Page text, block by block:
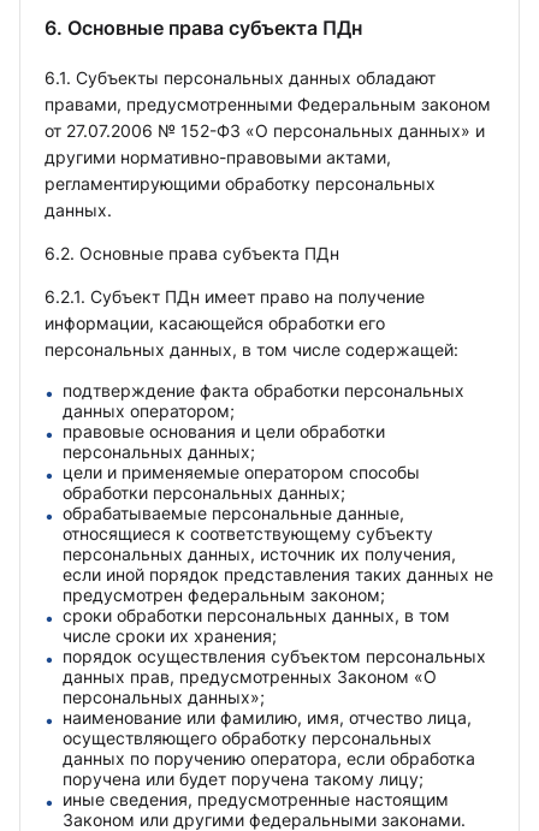
6. Основные права субъекта ПДн
6.1. Субъекты персональных данных обладают
правами, предусмотренными Федеральным законом
от 27.07.2006 № 152-ФЗ «О персональных данных» и
другими нормативно-правовыми актами,
регламентирующими обработку персональных
данных.
6.2. Основные права субъекта ПДн
6.2.1. Субъект ПДн имеет право на получение
информации, касающейся обработки его
персональных данных, в том числе содержащей:
подтверждение факта обработки персональных
данных оператором;
правовые основания и цели обработки
персональных данных;
цели и применяемые оператором способы
обработки персональных данных;
обрабатываемые персональные данные,
относящиеся к соответствующему субъекту
персональных данных, источник их получения,
если иной порядок представления таких данных не
предусмотрен федеральным законом;
сроки обработки персональных данных, в том
числе сроки их хранения;
порядок осуществления субъектом персональных
данных прав, предусмотренных Законом «О
персональных данных»;
наименование или фамилию, имя, отчество лица,
осуществляющего обработку персональных
данных по поручению оператора, если обработка
поручена или будет поручена такому лицу;
иные сведения, предусмотренные настоящим
Законом или другими федеральными законами.